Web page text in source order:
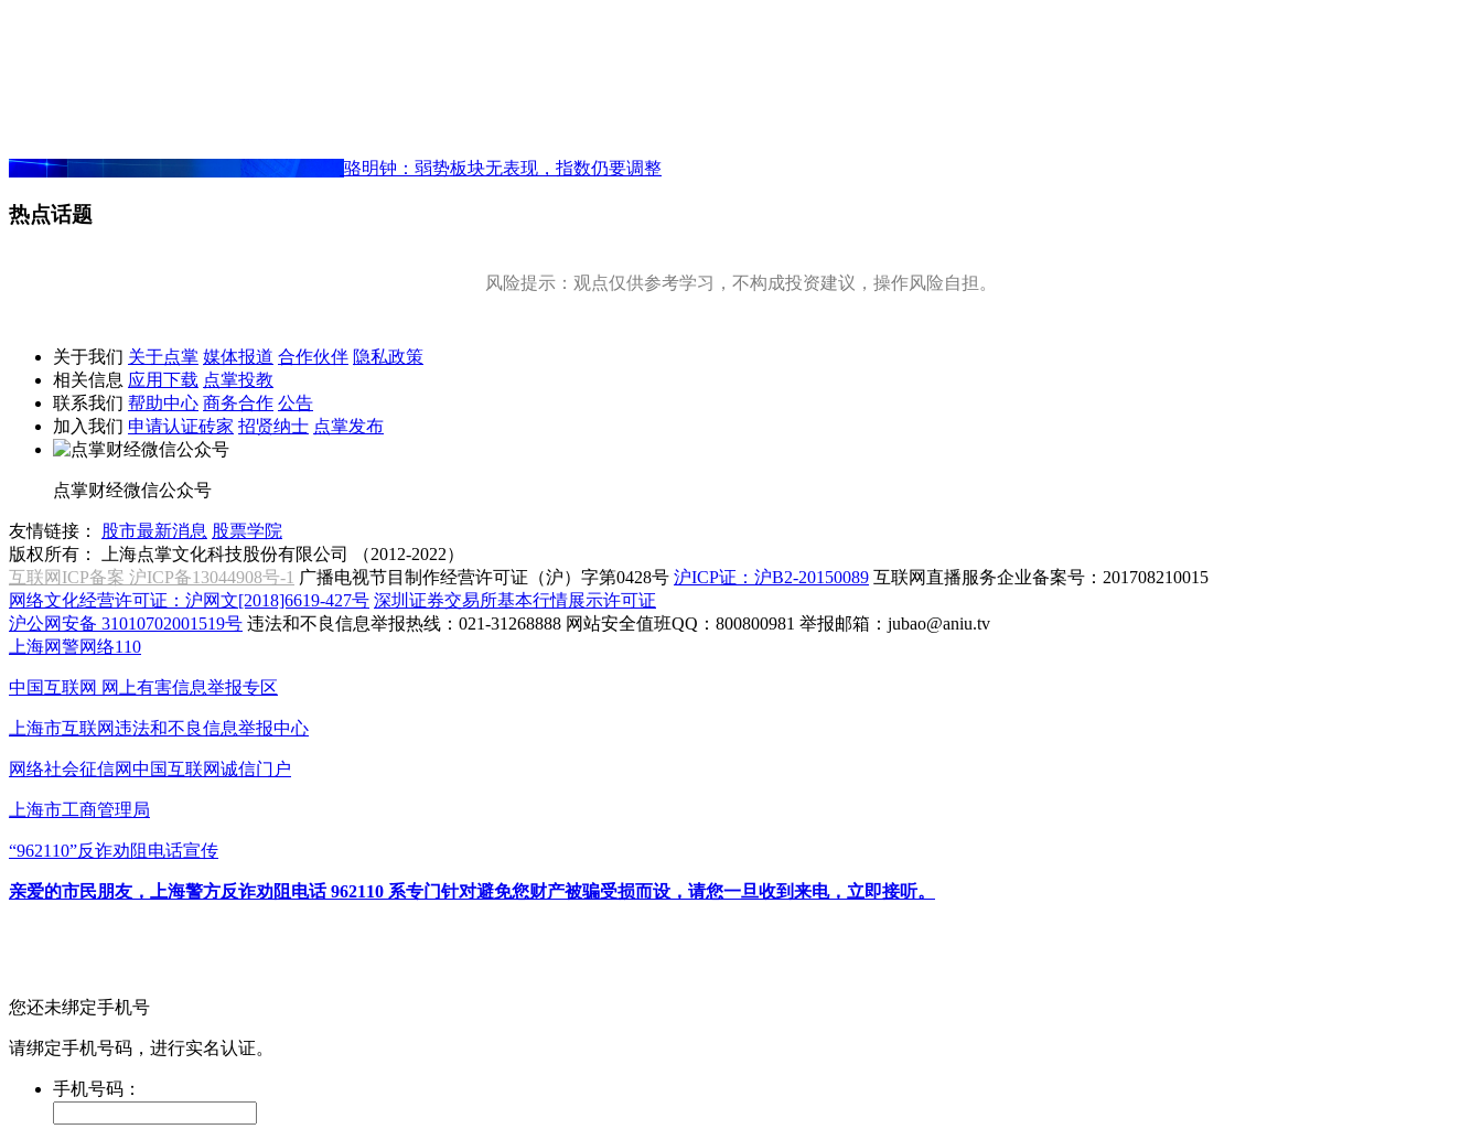
骆明钟：弱势板块无表现，指数仍要调整
热点话题
风险提示：观点仅供参考学习，不构成投资建议，操作风险自担。
关于我们 关于点掌 媒体报道 合作伙伴 隐私政策
相关信息 应用下载 点掌投教
联系我们 帮助中心 商务合作 公告
加入我们 申请认证砖家 招贤纳士 点掌发布
点掌财经微信公众号
友情链接： 股市最新消息 股票学院
版权所有：
上海点掌文化科技股份有限公司 （2012-2022）
互联网ICP备案 沪ICP备13044908号-1 广播电视节目制作经营许可证（沪）字第0428号 沪ICP证：沪B2-20150089 互联网直播服务企业备案号：201708210015
网络文化经营许可证：沪网文[2018]6619-427号 深圳证券交易所基本行情展示许可证
沪公网安备 31010702001519号 违法和不良信息举报热线：021-31268888 网站安全值班QQ：800800981 举报邮箱： jubao@aniu.tv
上海网警网络110
中国互联网 网上有害信息举报专区
上海市互联网违法和不良信息举报中心
网络社会征信网中国互联网诚信门户
上海市工商管理局
“962110”反诈劝阻电话宣传
亲爱的市民朋友，上海警方反诈劝阻电话 962110 系专门针对避免您财产被骗受损而设，请您一旦收到来电，立即接听。
您还未绑定手机号
请绑定手机号码，进行实名认证。
手机号码：